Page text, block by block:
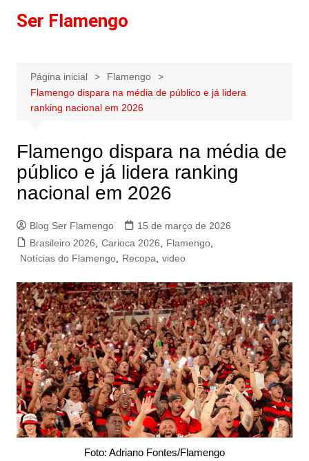
paraSer Flamengo
Página inicial
Flamengo
Flamengo dispara na média de público e já lidera
ranking nacional em 2026
Flamengo dispara na média de
público e já lidera ranking
nacional em 2026
Blog Ser Flamengo
15 de março de 2026
Brasileiro 2026
Carioca 2026 Flamengo,
Notícias do Flamengo, Recopa video
Foto: Adriano Fontes/Flamengo